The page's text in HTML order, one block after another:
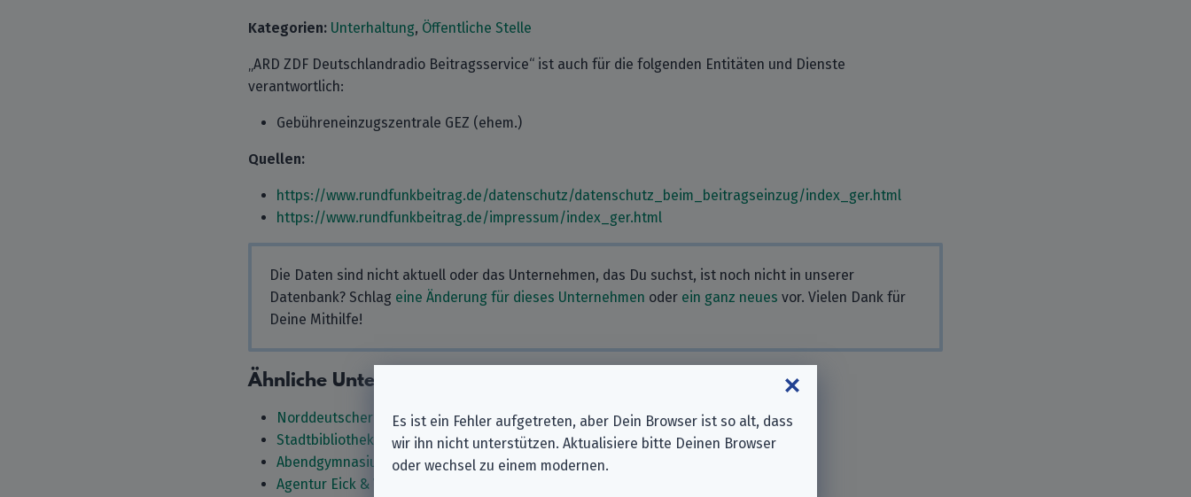
Kategorien: Unterhaltung, Öffentliche Stelle
„ARD ZDF Deutschlandradio Beitragsservice“ ist auch für die folgenden Entitäten und Dienste
verantwortlich:
Gebühreneinzugszentrale GEZ (ehem.)
Quellen:
https://www.rundfunkbeitrag.de/datenschutz/datenschutz_beim_beitragseinzug/index_ger.html
https://www.rundfunkbeitrag.de/impressum/index_ger.html
Die Daten sind nicht aktuell oder das Unternehmen, das Du suchst, ist noch nicht in unserer
Datenbank? Schlag eine Änderung für dieses Unternehmen oder ein ganz neues vor. Vielen Dank für
Deine Mithilfe!
Ähnliche Unternehmen
Norddeutscher Rundfunk (NDR)
Stadtbibliothek Braunschweig
Abendgymnasium Braunschweig
Agentur Eick & Weber | Burkhard Eick & Gregor Weber GbR
Es ist ein Fehler aufgetreten, aber Dein Browser ist so alt, dass
wir ihn nicht unterstützen. Aktualisiere bitte Deinen Browser
oder wechsel zu einem modernen.